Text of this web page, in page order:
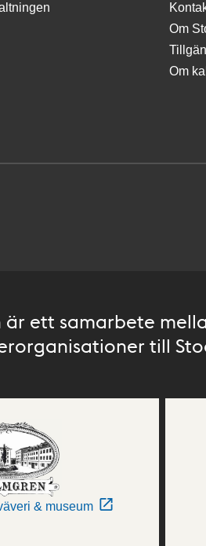
Om
Om
är ett samarbete
till
& museum